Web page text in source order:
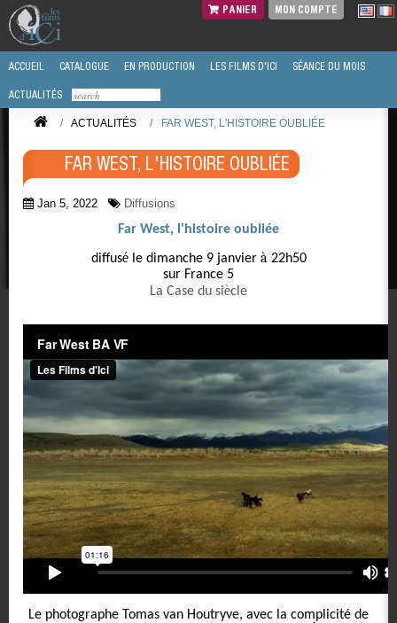
PANIER MON COMPTE
ACCUEIL CATALOGUE EN PRODUCTION LES FILMS D'ICI SÉANCE DU MOIS
ACTUALITÉS
/ ACTUALITÉS / FAR WEST, L'HISTOIRE OUBLIÉE
FAR WEST, L'HISTOIRE OUBLIÉE
Jan 5, 2022 Diffusions
Far West, l'histoire oubliée
diffuséle dimanche 9 janvier à22h50
sur France 5
La Case du siècle
Le photographe Tomas van Houtryve, avec la complicité de